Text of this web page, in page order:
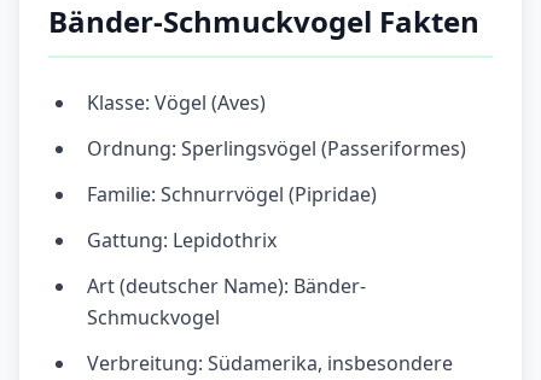
Bänder-Schmuckvogel Fakten
Klasse: Vögel (Aves)
Ordnung: Sperlingsvögel (Passeriformes)
Familie: Schnurrvögel (Pipridae)
Gattung: Lepidothrix
Art (deutscher Name): Bänder-
Schmuckvogel
Verbreitung: Südamerika, insbesondere